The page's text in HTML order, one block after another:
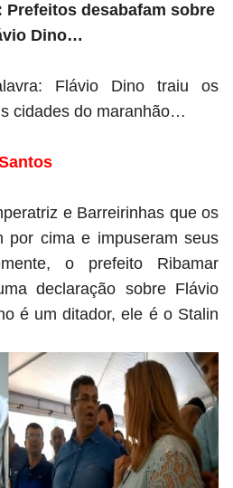
Prefeitos desabafam sobre
Dino…
Flávio Dino traiu os
cidades do maranhão…
e Barreirinhas que os
por cima e impuseram seus
o prefeito Ribamar
declaração sobre Flávio
é um ditador, ele é o Stalin